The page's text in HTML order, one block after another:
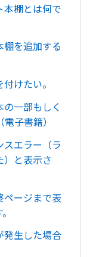
棚とは何で
を追加する
けたい。
一部もしく
子書籍）
エラー（ラ
）と表示さ
ージまで表
生した場合